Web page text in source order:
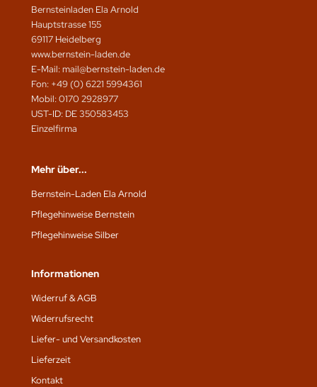
Bernsteinladen Ela Arnold
Hauptstrasse 155
69117 Heidelberg
www.bernstein-laden.de
E-Mail: mail@bernstein-laden.de
Fon: +49 (0) 6221 5994361
Mobil: 0170 2928977
UST-ID: DE 350583453
Einzelfirma
Mehr über...
Bernstein-Laden Ela Arnold
Pflegehinweise Bernstein
Pflegehinweise Silber
Informationen
Widerruf & AGB
Widerrufsrecht
Liefer- und Versandkosten
Lieferzeit
Kontakt